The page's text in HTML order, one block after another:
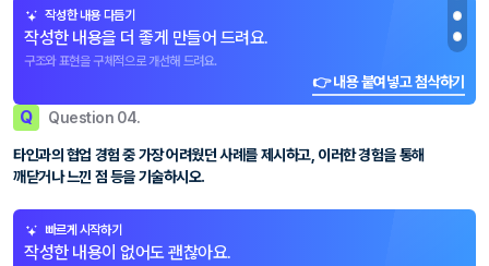
작성한 내용 다듬기
작성한 내용을 더 좋게 만들어 드려요.
구조와 표현을 구체적으로 개선해 드려요.
👉 내용 붙여넣고 첨삭하기
Q Question 04.
타인과의 협업 경험 중 가장 어려웠던 사례를 제시하고, 이러한 경험을 통해
깨닫거나 느낀 점 등을 기술하시오.
빠르게 시작하기
작성한 내용이 없어도 괜찮아요.